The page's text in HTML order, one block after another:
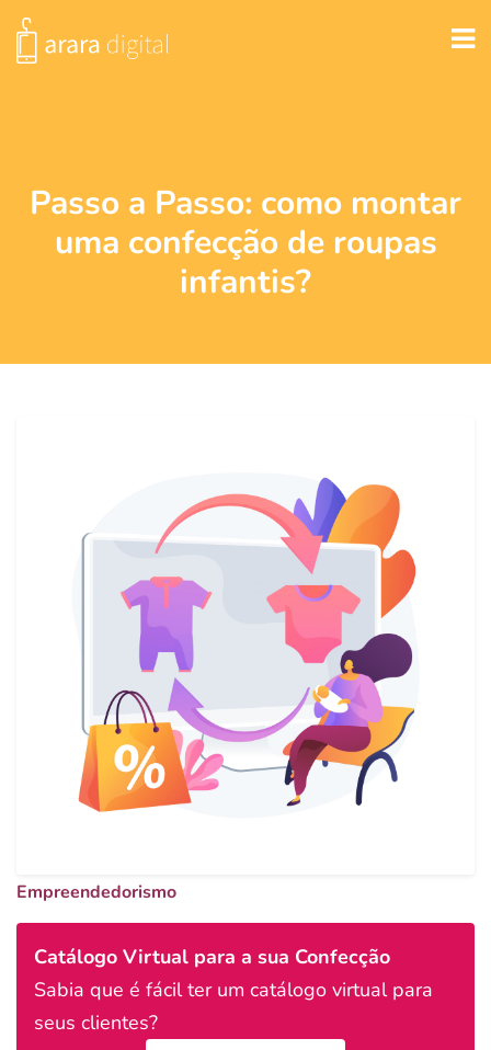
Passo a Passo: como montar
uma confecção de roupas
infantis?
Empreendedorismo
Catálogo Virtual para a sua Confecção
Sabia que é fácil ter um catálogo virtual para
seus clientes?